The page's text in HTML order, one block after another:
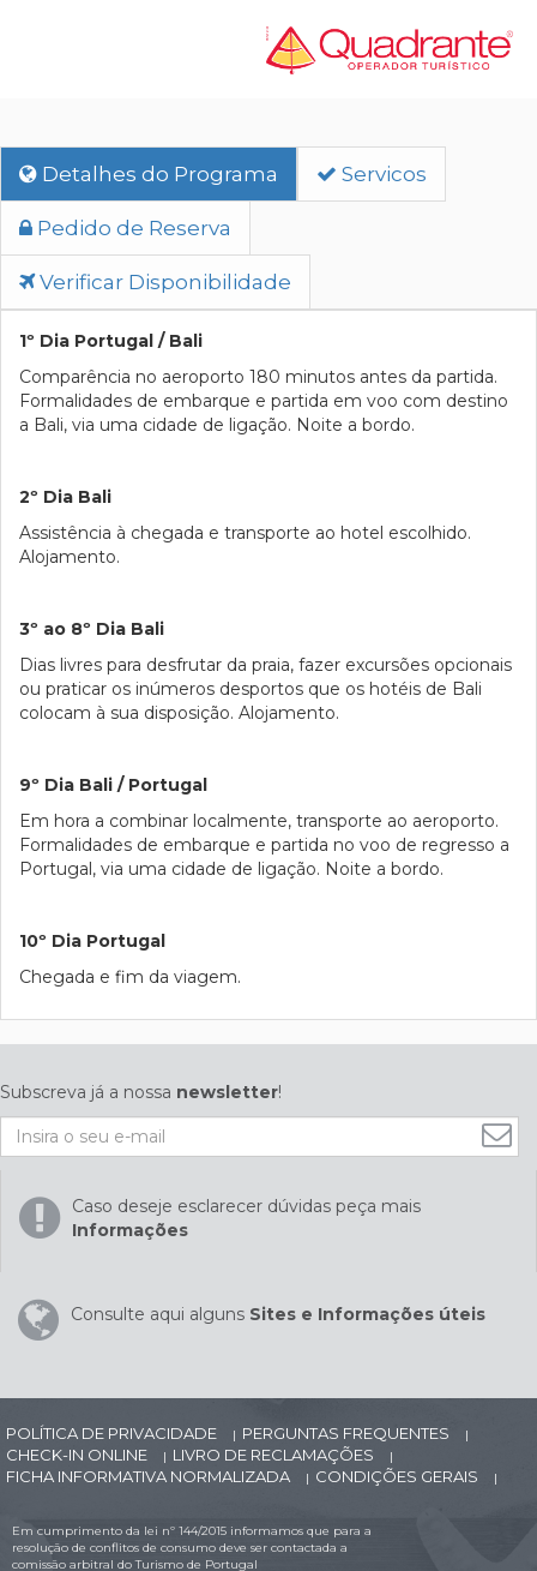
Detalhes do Programa Servicos
Pedido de Reserva
Verificar Disponibilidade
1º Dia Portugal / Bali
Comparência no aeroporto 180 minutos antes da partida.
Formalidades de embarque e partida em voo com destino
a Bali, via uma cidade de ligação. Noite a bordo.
2º Dia Bali
Assistência à chegada e transporte ao hotel escolhido.
Alojamento.
3º ao 8º Dia Bali
Dias livres para desfrutar da praia, fazer excursões opcionais
ou praticar os inúmeros desportos que os hotéis de Bali
colocam à sua disposição. Alojamento.
9º Dia Bali / Portugal
Em hora a combinar localmente, transporte ao aeroporto.
Formalidades de embarque e partida no voo de regresso a
Portugal, via uma cidade de ligação. Noite a bordo.
10º Dia Portugal
Chegada e fim da viagem.
Subscreva já a nossa newsletter!
Caso deseje esclarecer dúvidas peça mais
Informações
Consulte aqui alguns Sites e Informações úteis
POLÍTICA DE PRIVACIDADE | PERGUNTAS FREQUENTES |
CHECK-IN ONLINE | LIVRO DE RECLAMAÇÕES |
FICHA INFORMATIVA NORMALIZADA | CONDIÇÕES GERAIS |
Em cumprimento da lei nº 144/2015 informamos que para a
resolução de conflitos de consumo deve ser contactada a
comissão arbitral do Turismo de Portugal